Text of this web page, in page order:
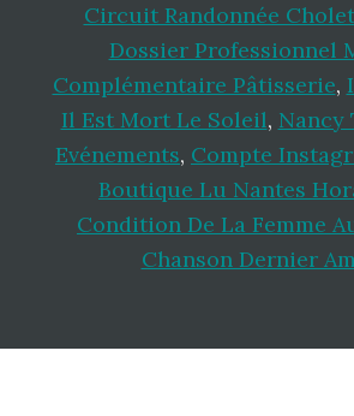
Circuit Randonnée Cholet
Dossier Professionnel
Complémentaire Pâtisserie,
Il Est Mort Le Soleil, Nancy
Evénements, Compte
Boutique Lu Nantes
Condition De La Femme
Chanson Dernier